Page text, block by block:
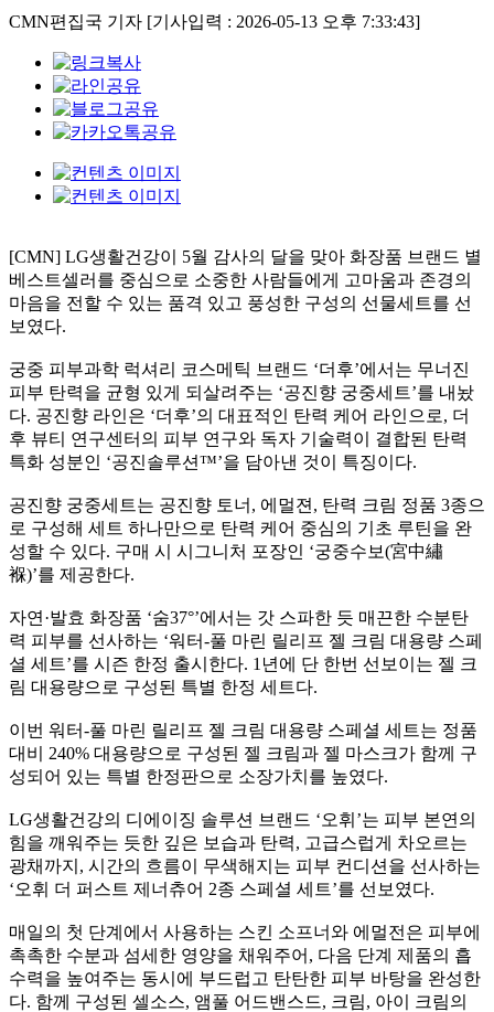
CMN편집국 기자 [기사입력 : 2026-05-13 오후 7:33:43]
[CMN] LG생활건강이 5월 감사의 달을 맞아 화장품 브랜드 별
베스트셀러를 중심으로 소중한 사람들에게 고마움과 존경의
마음을 전할 수 있는 품격 있고 풍성한 구성의 선물세트를 선
보였다.
궁중 피부과학 럭셔리 코스메틱 브랜드 ‘더후’에서는 무너진
피부 탄력을 균형 있게 되살려주는 ‘공진향 궁중세트’를 내놨
다. 공진향 라인은 ‘더후’의 대표적인 탄력 케어 라인으로, 더
후 뷰티 연구센터의 피부 연구와 독자 기술력이 결합된 탄력
특화 성분인 ‘공진솔루션™’을 담아낸 것이 특징이다.
공진향 궁중세트는 공진향 토너, 에멀젼, 탄력 크림 정품 3종으
로 구성해 세트 하나만으로 탄력 케어 중심의 기초 루틴을 완
성할 수 있다. 구매 시 시그니처 포장인 ‘궁중수보(宮中繡
褓)’를 제공한다.
자연·발효 화장품 ‘숨37°’에서는 갓 스파한 듯 매끈한 수분탄
력 피부를 선사하는 ‘워터-풀 마린 릴리프 젤 크림 대용량 스페
셜 세트’를 시즌 한정 출시한다. 1년에 단 한번 선보이는 젤 크
림 대용량으로 구성된 특별 한정 세트다.
이번 워터-풀 마린 릴리프 젤 크림 대용량 스페셜 세트는 정품
대비 240% 대용량으로 구성된 젤 크림과 젤 마스크가 함께 구
성되어 있는 특별 한정판으로 소장가치를 높였다.
LG생활건강의 디에이징 솔루션 브랜드 ‘오휘’는 피부 본연의
힘을 깨워주는 듯한 깊은 보습과 탄력, 고급스럽게 차오르는
광채까지, 시간의 흐름이 무색해지는 피부 컨디션을 선사하는
‘오휘 더 퍼스트 제너츄어 2종 스페셜 세트’를 선보였다.
매일의 첫 단계에서 사용하는 스킨 소프너와 에멀전은 피부에
촉촉한 수분과 섬세한 영양을 채워주어, 다음 단계 제품의 흡
수력을 높여주는 동시에 부드럽고 탄탄한 피부 바탕을 완성한
다. 함께 구성된 셀소스, 앰풀 어드밴스드, 크림, 아이 크림의